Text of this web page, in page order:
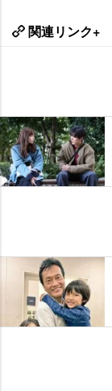
関連リンク+